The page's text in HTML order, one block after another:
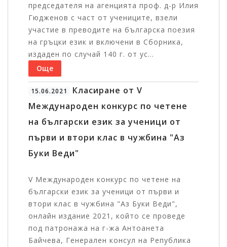
председателя на агенцията проф. д-р Илия
Гюдженов с част от учениците, взели
участие в преводите на българска поезия
на гръцки език и включени в Сборника,
издаден по случай 140 г. от ус...
Още
15.06.2021
Класиране от V
Международен конкурс по четене
на български език за ученици от
първи и втори клас в чужбина "Аз
Буки Веди"
V Международен конкурс по четене на
български език за ученици от първи и
втори клас в чужбина "Аз Буки Веди",
онлайн издание 2021, който се проведе
под патронажа на г-жа Антоанета
Байчева, Генерален консул на Република